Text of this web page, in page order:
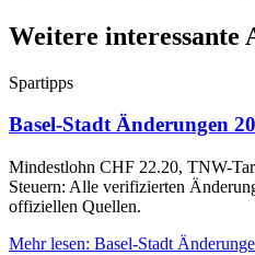
Weitere interessante
Spartipps
Basel-Stadt Änderungen
Mindestlohn CHF 22.20, TNW-
Steuern: Alle verifizierten
offiziellen Quellen.
Mehr lesen: Basel-Stadt